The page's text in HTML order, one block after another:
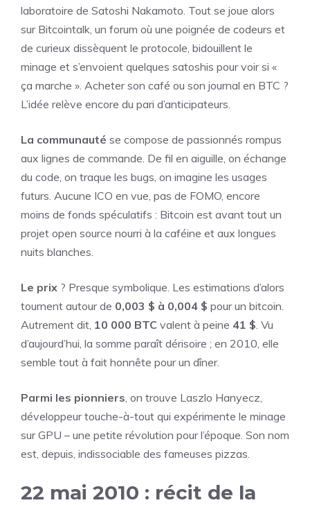
laboratoire de Satoshi Nakamoto. Tout se joue alors
sur Bitcointalk, un forum où une poignée de codeurs et
de curieux dissèquent le protocole, bidouillent le
minage et s’envoient quelques satoshis pour voir si «
ça marche ». Acheter son café ou son journal en BTC ?
L’idée relève encore du pari d’anticipateurs.
La communauté se compose de passionnés rompus
aux lignes de commande. De fil en aiguille, on échange
du code, on traque les bugs, on imagine les usages
futurs. Aucune ICO en vue, pas de FOMO, encore
moins de fonds spéculatifs : Bitcoin est avant tout un
projet open source nourri à la caféine et aux longues
nuits blanches.
Le prix ? Presque symbolique. Les estimations d’alors
tournent autour de 0,003 $ à 0,004 $ pour un bitcoin.
Autrement dit, 10 000 BTC valent à peine 41 $. Vu
d’aujourd’hui, la somme paraît dérisoire ; en 2010, elle
semble tout à fait honnête pour un dîner.
Parmi les pionniers, on trouve Laszlo Hanyecz,
développeur touche-à-tout qui expérimente le minage
sur GPU – une petite révolution pour l’époque. Son nom
est, depuis, indissociable des fameuses pizzas.
22 mai 2010 : récit de la